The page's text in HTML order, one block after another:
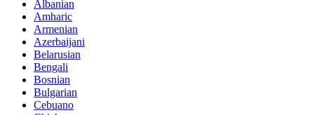
Albanian
Amharic
Armenian
Azerbaijani
Belarusian
Bengali
Bosnian
Bulgarian
Cebuano